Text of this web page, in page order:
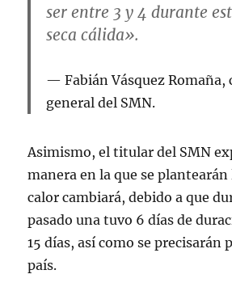
ser entre 3 y 4 durante
seca cálida».
Fabián Vásquez
general del SMN.
Asimismo, el titular del SMN
manera en la que se plantearán
calor cambiará, debido a que
pasado una tuvo 6 días de
15 días, así como se precisarán
país.